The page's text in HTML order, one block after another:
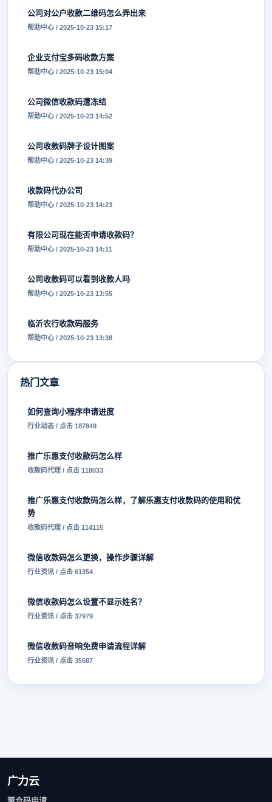
公司对公户收款二维码怎么弄出来
帮助中心 / 2025-10-23 15:17
企业支付宝多码收款方案
帮助中心 / 2025-10-23 15:04
公司微信收款码遭冻结
帮助中心 / 2025-10-23 14:52
公司收款码牌子设计图案
帮助中心 / 2025-10-23 14:39
收款码代办公司
帮助中心 / 2025-10-23 14:23
有限公司现在能否申请收款码？
帮助中心 / 2025-10-23 14:11
公司收款码可以看到收款人吗
帮助中心 / 2025-10-23 13:55
临沂农行收款码服务
帮助中心 / 2025-10-23 13:38
热门文章
如何查询小程序申请进度
行业动态 / 点击 187849
推广乐惠支付收款码怎么样
收款码代理 / 点击 118033
推广乐惠支付收款码怎么样，了解乐惠支付收款码的使用和优
势
收款码代理 / 点击 114115
微信收款码怎么更换，操作步骤详解
行业资讯 / 点击 61354
微信收款码怎么设置不显示姓名？
行业资讯 / 点击 37979
微信收款码音响免费申请流程详解
行业资讯 / 点击 35587
广力云